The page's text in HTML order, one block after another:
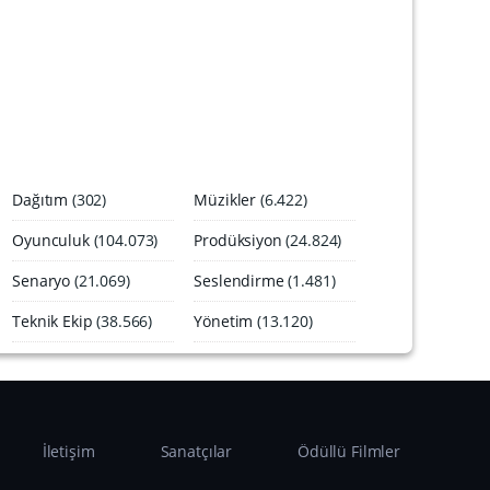
Dağıtım (302) Müzikler (6.422)
Oyunculuk(104.073) Prodüksiyon (24.824)
Senaryo (21.069) Seslendirme(1.481)
Teknik Ekip (38.566) Yönetim (13.120)
İletişim Sanatçılar Ödüllü Filmler